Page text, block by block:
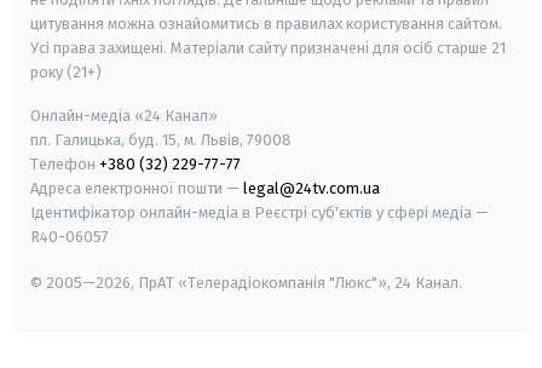
цитування можна ознайомитись в правилах користування сайтом.
Усі права захищені. Матеріали сайту призначені для осіб старше 21
року (21+)
Онлайн-медіа «24 Канал»
пл. Галицька, буд. 15, м. Львів, 79008
Телефон +380 (32) 229-77-77
Адреса електронної пошти — legal@24tv.com.ua
Ідентифікатор онлайн-медіа в Реєстрі суб'єктів у сфері медіа —
R40-06057
© 2005—2026, ПрАТ «Телерадіокомпанія "Люкс"», 24 Канал.